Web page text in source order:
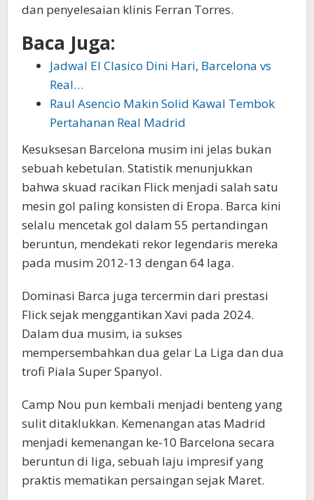
dan penyelesaian klinis Ferran Torres.
Baca Juga:
Jadwal El Clasico Dini Hari, Barcelona vs
Real…
Raul Asencio Makin Solid Kawal Tembok
Pertahanan Real Madrid
Kesuksesan Barcelona musim ini jelas bukan
sebuah kebetulan. Statistik menunjukkan
bahwa skuad racikan Flick menjadi salah satu
mesin gol paling konsisten di Eropa. Barca kini
selalu mencetak gol dalam 55 pertandingan
beruntun, mendekati rekor legendaris mereka
pada musim 2012-13 dengan 64 laga.
Dominasi Barca juga tercermin dari prestasi
Flick sejak menggantikan Xavi pada 2024.
Dalam dua musim, ia sukses
mempersembahkan dua gelar La Liga dan dua
trofi Piala Super Spanyol.
Camp Nou pun kembali menjadi benteng yang
sulit ditaklukkan. Kemenangan atas Madrid
menjadi kemenangan ke-10 Barcelona secara
beruntun di liga, sebuah laju impresif yang
praktis mematikan persaingan sejak Maret.